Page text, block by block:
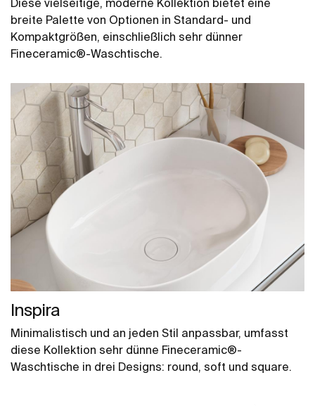
Diese vielseitige, moderne Kollektion bietet eine
breite Palette von Optionen in Standard- und
Kompaktgrößen, einschließlich sehr dünner
Fineceramic®-Waschtische.
Inspira
Minimalistisch und an jeden Stil anpassbar, umfasst
diese Kollektion sehr dünne Fineceramic®-
Waschtische in drei Designs: round, soft und square.